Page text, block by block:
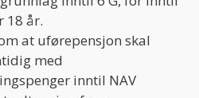
18 år.
at uførepensjon skal
med
inntil NAV